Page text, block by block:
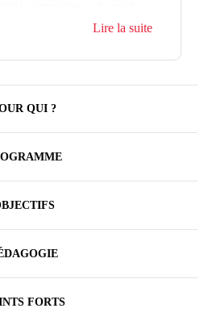
immatérialité des prestations,
le client…). Elle traite les
tableaux de bord.
Lire la suite
QUI ?
FORTS